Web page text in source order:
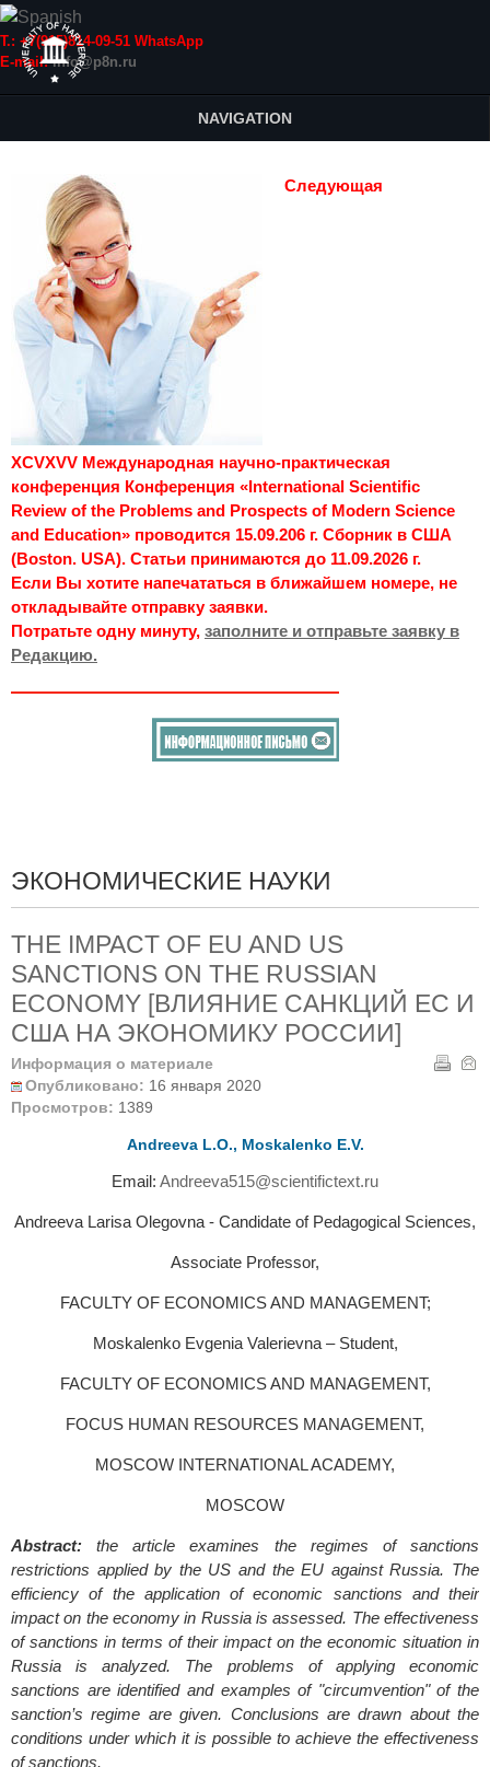
Т.: +7(915)814-09-51 WhatsApp
E-mail:info@p8n.ru
NAVIGATION
Следующая
XCVXVV Международная научно-практическая
конференция Конференция «International Scientific
Review of the Problems and Prospects of Modern Science
and Education» проводится 15.09.206 г. Сборник в США
(Boston. USA). Статьи принимаются до 11.09.2026 г.
Если Вы хотите напечататься в ближайшем номере, не
откладывайте отправку заявки.
Потратьте одну минуту, заполните и отправьте заявку в
Редакцию.
ЭКОНОМИЧЕСКИЕ НАУКИ
THE IMPACT OF EU AND US
SANCTIONS ON THE RUSSIAN
ECONOMY [ВЛИЯНИЕ САНКЦИЙ ЕС И
США НА ЭКОНОМИКУ РОССИИ]
Информация о материале
Опубликовано: 16 января 2020
Просмотров: 1389
Andreeva L.O., Moskalenko E.V.
Email: Andreeva515@scientifictext.ru
Andreeva Larisa Olegovna - Candidate of Pedagogical Sciences,
Associate Professor,
FACULTY OF ECONOMICS AND MANAGEMENT;
Moskalenko Evgenia Valerievna – Student,
FACULTY OF ECONOMICS AND MANAGEMENT,
FOCUS HUMAN RESOURCES MANAGEMENT,
MOSCOW INTERNATIONAL ACADEMY,
MOSCOW
Abstract: the article examines the regimes of sanctions
restrictions applied by the US and the EU against Russia. The
efficiency of the application of economic sanctions and their
impact on the economy in Russia is assessed. The effectiveness
of sanctions in terms of their impact on the economic situation in
Russia is analyzed. The problems of applying economic
sanctions are identified and examples of "circumvention" of the
sanction’s regime are given. Conclusions are drawn about the
conditions under which it is possible to achieve the effectiveness
of sanctions.